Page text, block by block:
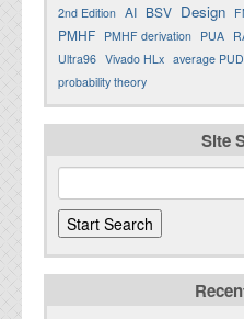
2nd Edition AI BSV Design
PMHF PMHF derivation PUA
Ultra96 Vivado HLx average PUD
probability theory
Site